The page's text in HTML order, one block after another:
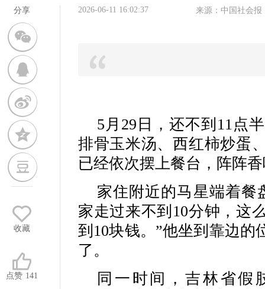
分享
收藏
点赞 141
2026-06-11 16:02:37 来源：中国社会报
5月29日，还不到11点
排骨玉米汤、西红柿炒蛋
已经依次摆上餐台，阵阵
家住附近的马星端着餐
家走过来不到10分钟，这
到10块钱。”他坐到靠边的
了。
同一时间，吉林省假